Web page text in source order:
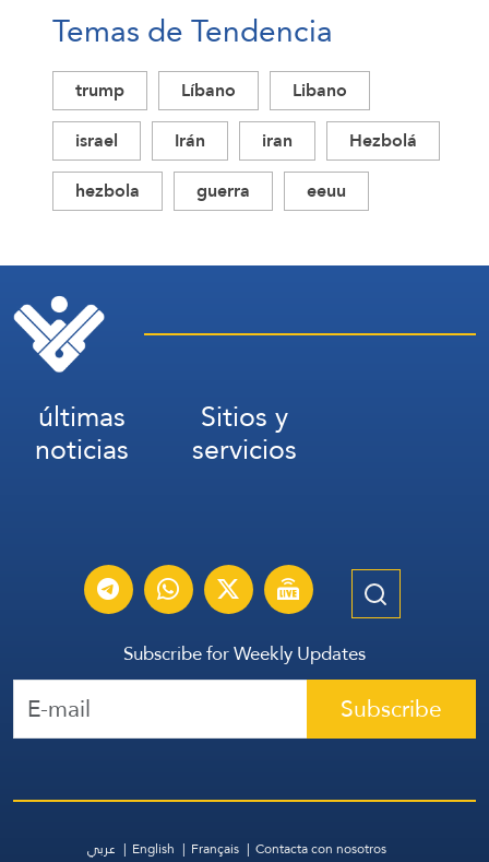
Temas de Tendencia
trump Líbano
Libano
israel
Irán iran
Hezbolá
hezbola
guerra eeuu
últimas
noticias
Sitios y
servicios
Subscribe for Weekly Updates
Subscribe
عربي English Français Contacta con nosotros